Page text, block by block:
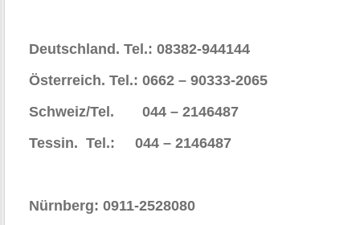
Deutschland. Tel.: 08382-944144
Österreich. Tel.: 0662 – 90333-2065
Schweiz/Tel. 044 – 2146487
Tessin. Tel.: 044 – 2146487
Nürnberg: 0911-2528080